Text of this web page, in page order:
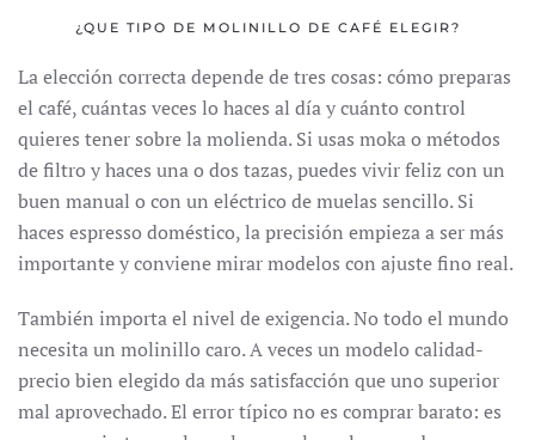
¿QUE TIPO DE MOLINILLO DE CAFÉ ELEGIR?
La elección correcta depende de tres cosas: cómo preparas
el café, cuántas veces lo haces al día y cuánto control
quieres tener sobre la molienda. Si usas moka o métodos
de filtro y haces una o dos tazas, puedes vivir feliz con un
buen manual o con un eléctrico de muelas sencillo. Si
haces espresso doméstico, la precisión empieza a ser más
importante y conviene mirar modelos con ajuste fino real.
También importa el nivel de exigencia. No todo el mundo
necesita un molinillo caro. A veces un modelo calidad-
precio bien elegido da más satisfacción que uno superior
mal aprovechado. El error típico no es comprar barato: es